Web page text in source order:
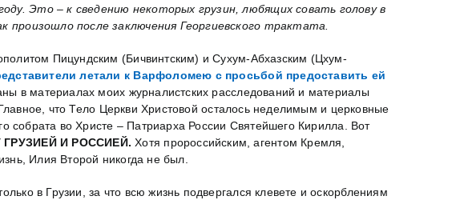
Это – к сведению некоторых грузин, любящих совать голову в
после заключения Георгиевского трактата.
Пицундским (Бичвинтским) и Сухум-Абхазским (Цхум-
летали к Варфоломею с просьбой предоставить ей
в материалах моих журналистских расследований и материалы
что Тело Церкви Христовой осталось неделимым и церковные
собрата во Христе – Патриарха России Святейшего Кирилла. Вот
И РОССИЕЙ. Хотя пророссийским, агентом Кремля,
Илия Второй никогда не был.
в Грузии, за что всю жизнь подвергался клевете и оскорблениям